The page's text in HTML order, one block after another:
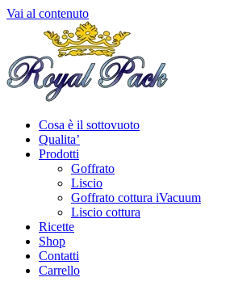
Vai al contenuto
Cosa è il sottovuoto
Qualita’
Prodotti
Goffrato
Liscio
Goffrato cottura iVacuum
Liscio cottura
Ricette
Shop
Contatti
Carrello